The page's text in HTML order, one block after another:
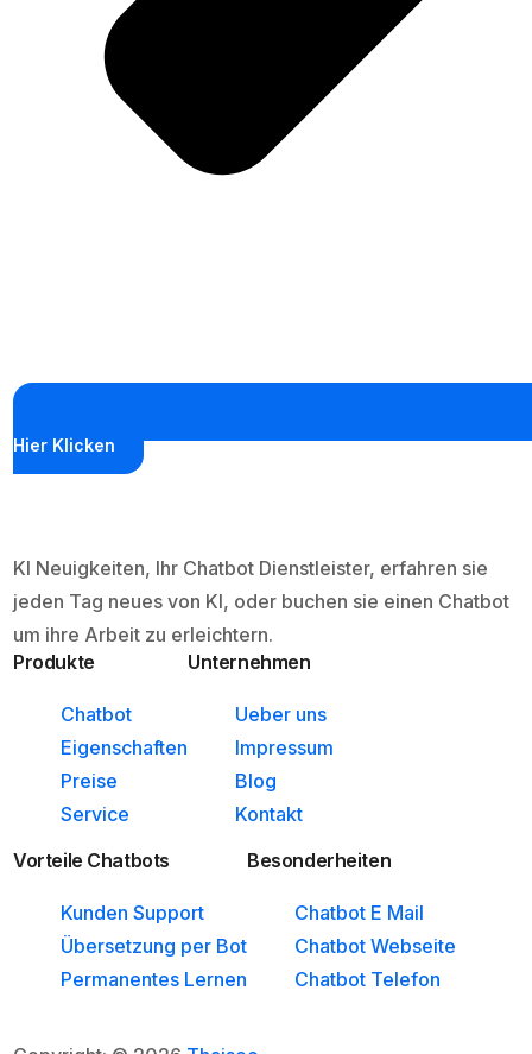
Hier Klicken
KI Neuigkeiten, Ihr Chatbot Dienstleister, erfahren sie
jeden Tag neues von KI, oder buchen sie einen Chatbot
um ihre Arbeit zu erleichtern.
Produkte
Chatbot
Eigenschaften
Preise
Service
Unternehmen
Ueber uns
Impressum
Blog
Kontakt
Vorteile Chatbots
Kunden Support
Übersetzung per Bot
Permanentes Lernen
Besonderheiten
Chatbot E Mail
Chatbot Webseite
Chatbot Telefon